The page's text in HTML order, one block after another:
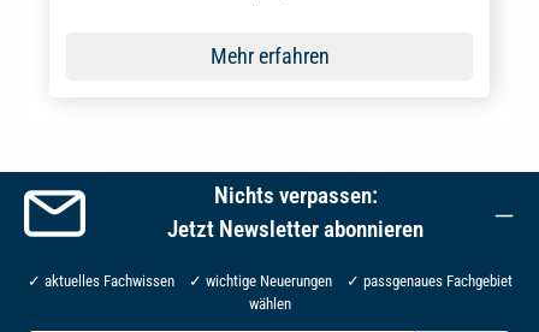
Mehr erfahren
Nichts verpassen:
Jetzt Newsletter abonnieren
✓ aktuelles Fachwissen ✓ wichtige Neuerungen ✓ passgenaues Fachgebiet
wählen